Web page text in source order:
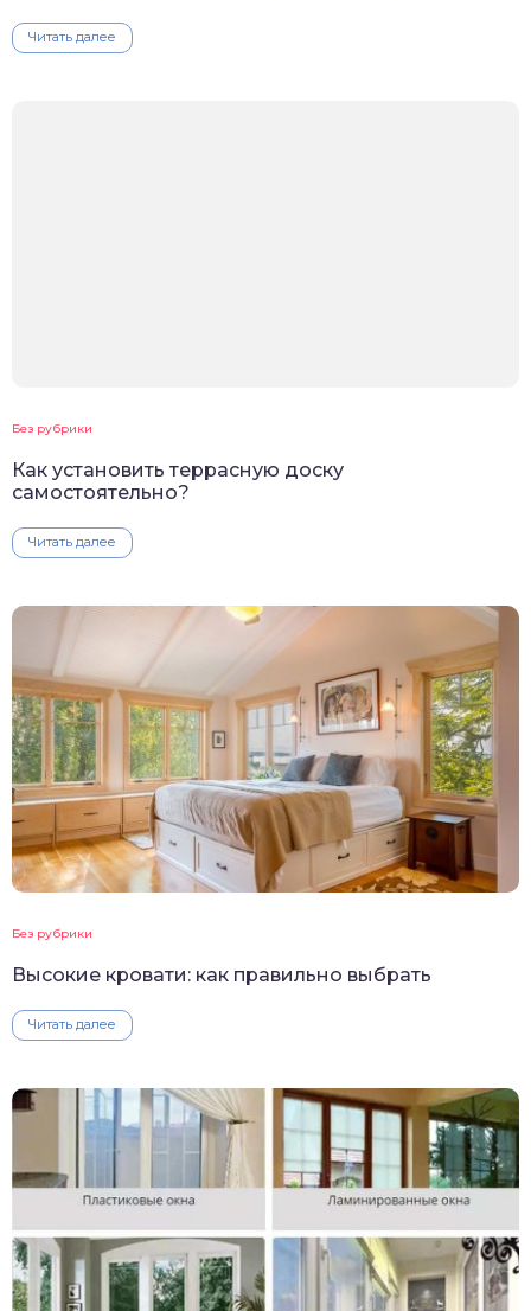
Читать далее
Без рубрики
Как установить террасную доску
самостоятельно?
Читать далее
Без рубрики
Высокие кровати: как правильно выбрать
Читать далее